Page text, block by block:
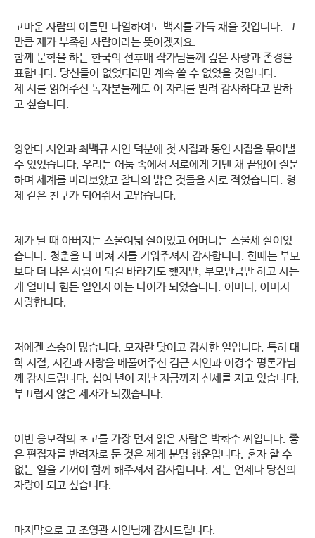
고마운 사람의 이름만 나열하여도 백지를 가득 채울 것입니다. 그
만큼 제가 부족한 사람이라는 뜻이겠지요.
함께 문학을 하는 한국의 선후배 작가님들께 깊은 사랑과 존경을
표합니다. 당신들이 없었더라면 계속 쓸 수 없었을 것입니다.
제 시를 읽어주신 독자분들께도 이 자리를 빌려 감사하다고 말하
고 싶습니다.
양안다 시인과 최백규 시인 덕분에 첫 시집과 동인 시집을 묶어낼
수 있었습니다. 우리는 어둠 속에서 서로에게 기댄 채 끝없이 질문
하며 세계를 바라보았고 찰나의 밝은 것들을 시로 적었습니다. 형
제 같은 친구가 되어줘서 고맙습니다.
제가 날 때 아버지는 스물여덟 살이었고 어머니는 스물세 살이었
습니다. 청춘을 다 바쳐 저를 키워주셔서 감사합니다. 한때는 부모
보다 더 나은 사람이 되길 바라기도 했지만, 부모만큼만 하고 사는
게 얼마나 힘든 일인지 아는 나이가 되었습니다. 어머니, 아버지
사랑합니다.
저에겐 스승이 많습니다. 모자란 탓이고 감사한 일입니다. 특히 대
학 시절, 시간과 사랑을 베풀어주신 김근 시인과 이경수 평론가님
께 감사드립니다. 십여 년이 지난 지금까지 신세를 지고 있습니다.
부끄럽지 않은 제자가 되겠습니다.
이번 응모작의 초고를 가장 먼저 읽은 사람은 박화수 씨입니다. 좋
은 편집자를 반려자로 둔 것은 제게 분명 행운입니다. 혼자 할 수
없는 일을 기꺼이 함께 해주셔서 감사합니다. 저는 언제나 당신의
자랑이 되고 싶습니다.
마지막으로 고 조영관 시인님께 감사드립니다.